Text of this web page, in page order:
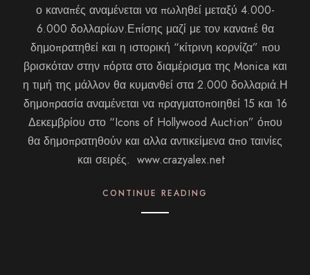
ο καναπές αναμένεται να πωληθεί μεταξύ 4.000-
6.000 δολλαρίων.Επίσης μαζί με τον καναπέ θα
δημοπρατηθεί και η ιστορική “κίτρινη κορνίζα” που
βρισκόταν στην πόρτα στο διαμέρισμα της Monica και
η τιμή της μάλλον θα κυμανθεί στα 2.000 δολλαριά.Η
δημοπρασία αναμένεται να πραγματοποιηθεί 15 και 16
Δεκεμβρίου στο “Icons of Hollywood Auction” όπου
θα δημοπρατηθούν και αλλα αντικείμενα απο ταινίες
και σειρές. www.crazyalex.net
CONTINUE READING